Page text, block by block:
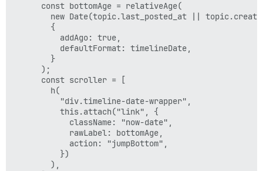
      const bottomAge = relativeAge(
new Date(topic.last_posted_at ||
        {
          addAgo: true,
          defaultFormat: timelineDate,
        }
      );
      const scroller = [
        h(
          "div.timeline-date-wrapper",
          this.attach("link", {
            className: "now-date",
            rawLabel: bottomAge,
            action: "jumpBottom",
          })
        ),